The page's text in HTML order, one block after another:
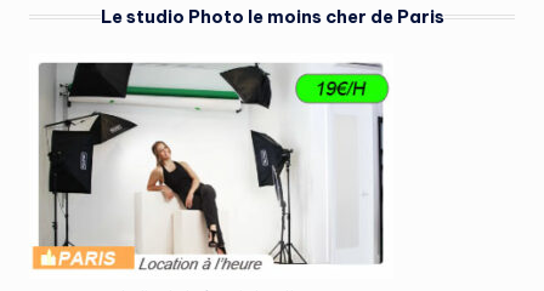
Le studio Photo le moins cher de Paris